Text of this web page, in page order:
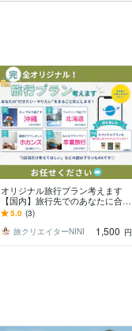
オリジナル旅行プラン考えます
【国内】旅行先でのあなたに合っ
た過ごし方をご提案致します。
5.0 (3)
旅クリエイターNINI
1,500 円